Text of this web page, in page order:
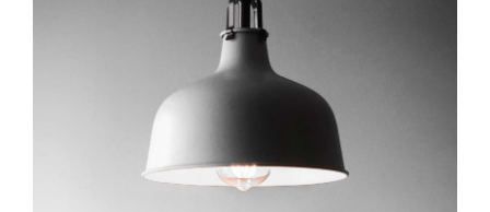
IN DEN WARENKORB
/